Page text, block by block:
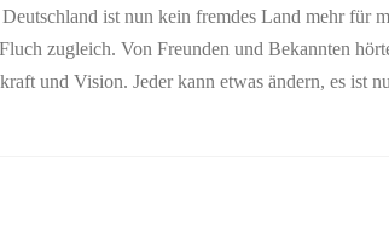
ist nun kein fremdes Land mehr für
zugleich. Von Freunden und Bekannten
und Vision. Jeder kann etwas ändern, es ist